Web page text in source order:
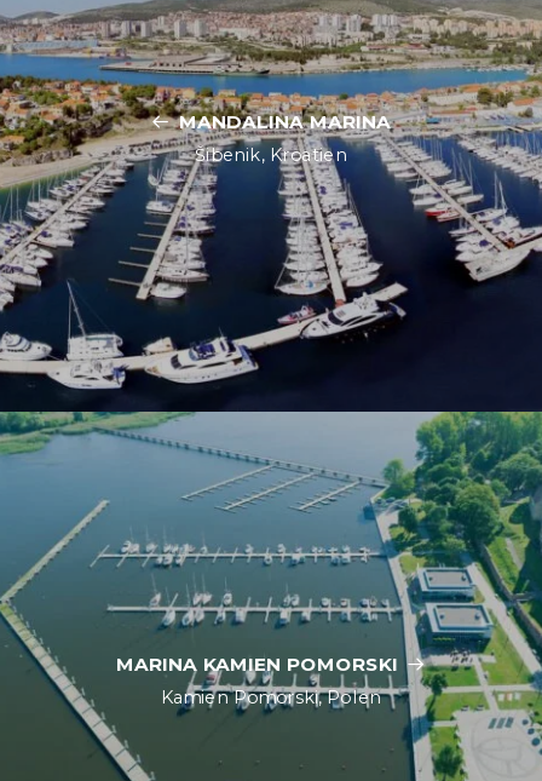
MANDALINA MARINA
Šibenik, Kroatien
MARINA KAMIEN POMORSKI
Kamien Pomorski, Polen